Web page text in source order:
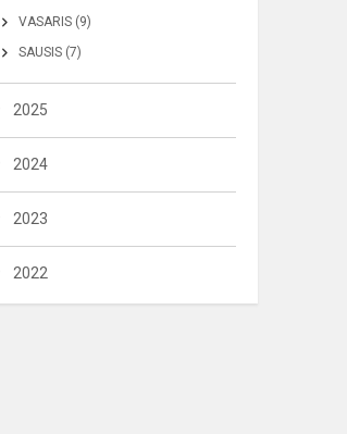
VASARIS (9)
SAUSIS (7)
2025
2024
2023
2022